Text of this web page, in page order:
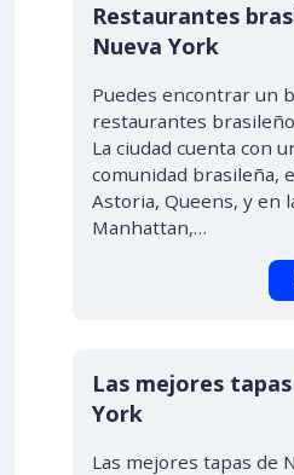
Restaurantes
Nueva York
Puedes encontrar un
restaurantes
La ciudad cuenta con
comunidad brasileña,
Astoria, Queens, y en
Manhattan,…
Las mejores
York
Las mejores tapas de